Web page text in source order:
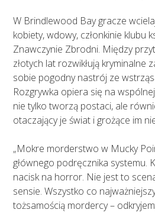
W Brindlewood Bay gracze
kobiety, wdowy, członkinie klubu
Znawczynie Zbrodni. Między
złotych lat rozwikłują kryminalne
sobie pogodny nastrój ze
Rozgrywka opiera się na
nie tylko tworzą postaci, ale
otaczający je świat i grożące im
„Mokre morderstwo w Mucky
głównego podręcznika systemu.
nacisk na horror. Nie jest to
sensie. Wszystko co
tożsamością mordercy –